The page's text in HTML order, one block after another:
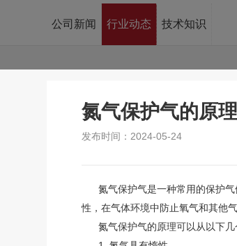
公司新闻 行业动态 技术知识
氮气保护气的原
发布时间：2024-05-24
氮气保护气是一种常用的保护气
性，在气体环境中防止氧气和其他
氮气保护气的原理可以从以下几